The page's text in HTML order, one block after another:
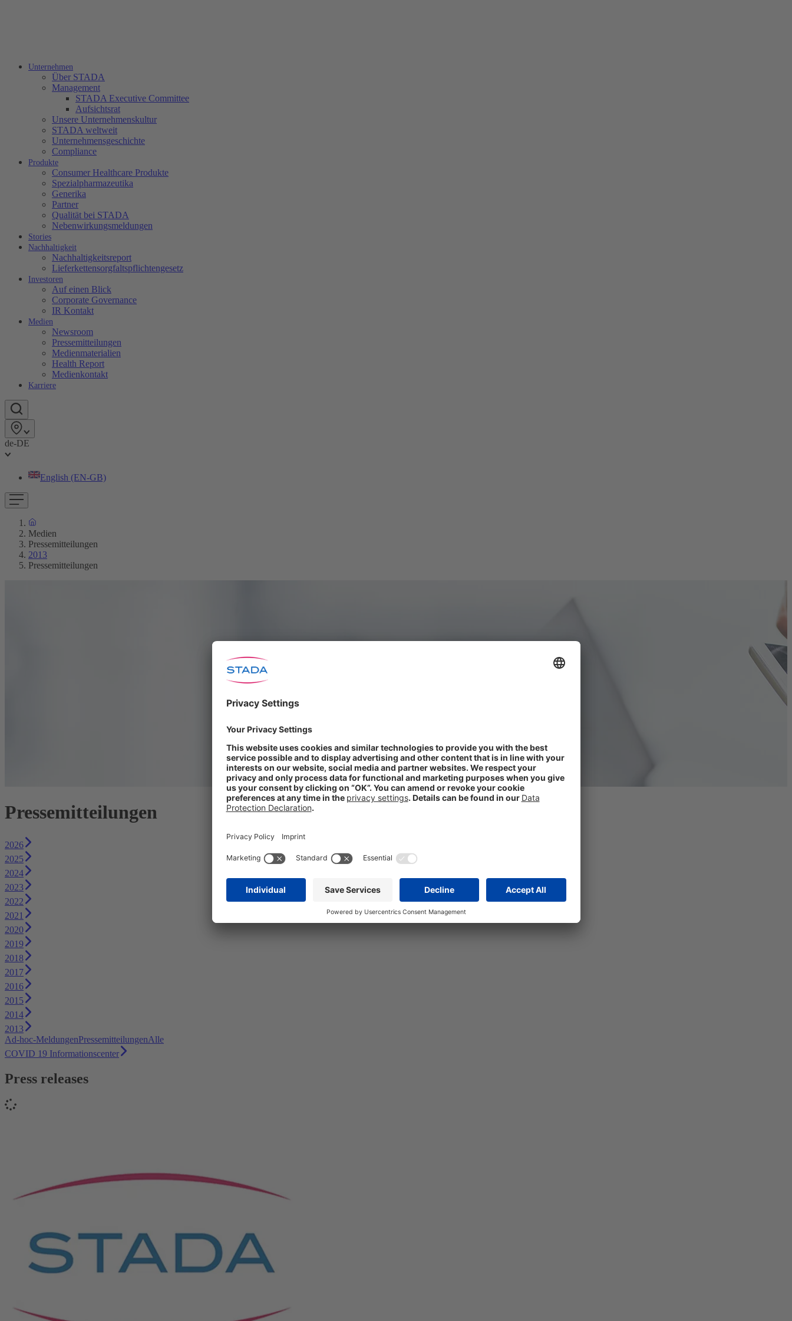
Unternehmen
Über STADA
Management
STADA Executive Committee
Aufsichtsrat
Unsere Unternehmenskultur
STADA weltweit
Unternehmensgeschichte
Compliance
Produkte
Consumer Healthcare Produkte
Spezialpharmazeutika
Generika
Partner
Qualität bei STADA
Nebenwirkungsmeldungen
Stories
Nachhaltigkeit
Nachhaltigkeitsreport
Lieferkettensorgfaltspflichtengesetz
Investoren
Auf einen Blick
Corporate Governance
IR Kontakt
Medien
Newsroom
Pressemitteilungen
Medienmaterialien
Health Report
Medienkontakt
Karriere
de-DE
English (EN-GB)
Medien
Pressemitteilungen
2013
Pressemitteilungen
Pressemitteilungen
2026
2025
2024
2023
2022
2021
2020
2019
2018
2017
2016
2015
2014
2013
Ad-hoc-MeldungenPressemitteilungenAlle
COVID 19 Informationscenter
Press releases